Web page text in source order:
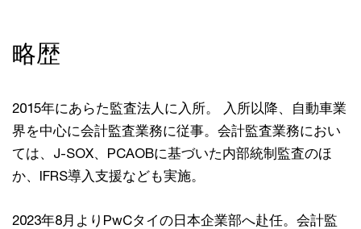
略歴
2015年にあらた監査法人に入所。 入所以降、自動車業
界を中心に会計監査業務に従事。会計監査業務におい
ては、J-SOX、PCAOBに基づいた内部統制監査のほ
か、IFRS導入支援なども実施。
2023年8月よりPwCタイの日本企業部へ赴任。会計監